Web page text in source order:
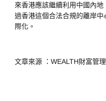
來香港應該繼續利用中國內
過香港這個合法合規的離岸
際化。
文章來源 ：WEALTH財富管理